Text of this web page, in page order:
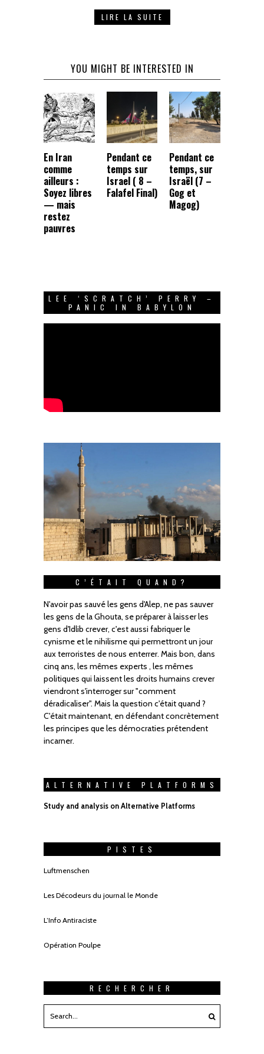
LIRE LA SUITE
YOU MIGHT BE INTERESTED IN
En Iran
comme
ailleurs :
Soyez libres
— mais
restez
pauvres
Pendant ce
temps sur
Israel ( 8 –
Falafel Final)
Pendant ce
temps, sur
Israël (7 –
Gog et
Magog)
LEE ‘SCRATCH’ PERRY –
PANIC IN BABYLON
C’ÉTAIT QUAND?
N'avoir pas sauvé les gens d'Alep, ne pas sauver
les gens de la Ghouta, se préparer à laisser les
gens d'Idlib crever, c'est aussi fabriquer le
cynisme et le nihilisme qui permettront un jour
aux terroristes de nous enterrer. Mais bon, dans
cinq ans, les mêmes experts , les mêmes
politiques qui laissent les droits humains crever
viendront s'interroger sur "comment
déradicaliser". Mais la question c'était quand ?
C'était maintenant, en défendant concrètement
les principes que les démocraties prétendent
incarner.
ALTERNATIVE PLATFORMS
Study and analysis on Alternative Platforms
PISTES
Luftmenschen
Les Décodeurs du journal le Monde
L’Info Antiraciste
Opération Poulpe
RECHERCHER